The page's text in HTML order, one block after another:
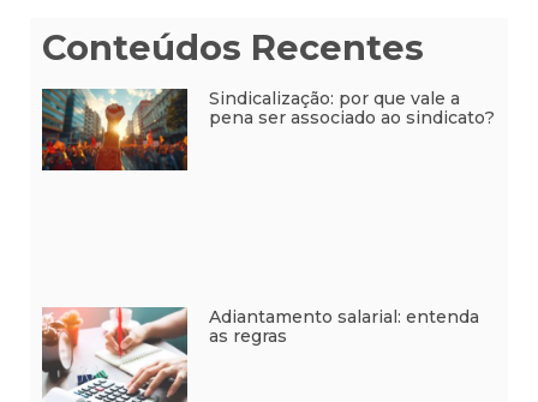
Conteúdos Recentes
Sindicalização: por que vale a
pena ser associado ao sindicato?
Adiantamento salarial: entenda
as regras